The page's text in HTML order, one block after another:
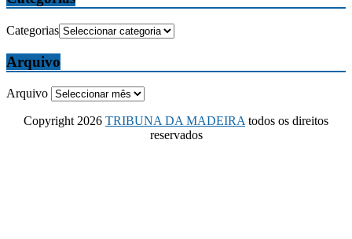
Categorias
Arquivo
Arquivo
Copyright 2026 TRIBUNA DA MADEIRAtodos os direitos
reservados